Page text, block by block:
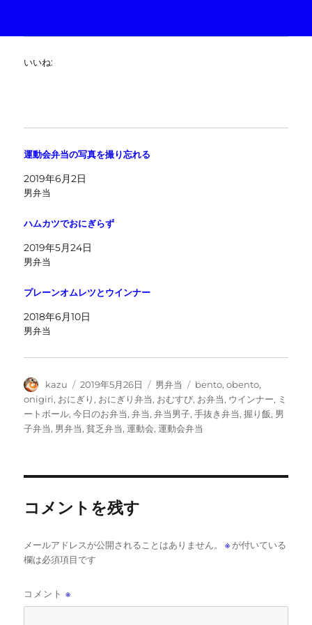
いいね:
運動会弁当の写真を撮り忘れる
2019年6月2日
男弁当
ハムカツでおにぎらず
2019年5月24日
男弁当
プレーンオムレツとウインナー
2018年6月10日
男弁当
投
稿
者
kazu
投
稿
日:
2019年5月26日
カ
テ
ゴ
リ
男弁当
タ
グ
bento,obento,
onigiri, おにぎり , おにぎり弁当, おむすび, お弁当, ウインナー, ミ
ートボール,今日のお弁当,弁当,弁当男子,手抜き弁当,握り飯, 男
子弁当, 男弁当,貧乏弁当,運動会,運動会弁当
コメントを残す
メールアドレスが公開されることはありません。 ※ が付いている
欄は必須項目です
コメント※